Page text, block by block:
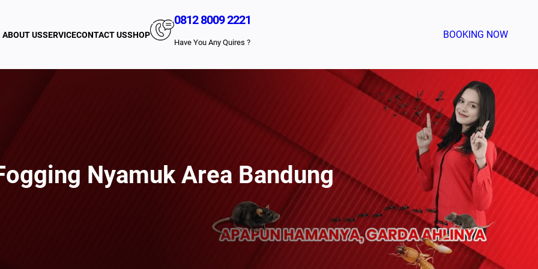
ABOUT USSERVICECONTACT USSHOP
0812 8009 2221
Have You Any Quires ?
BOOKING NOW
Nyamuk Area Bandung